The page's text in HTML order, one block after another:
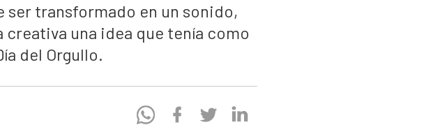
ser transformado en un sonido,
una idea que tenía como
del Orgullo.